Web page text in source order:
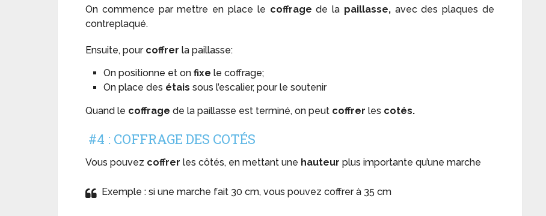
On commence par mettre en place le coffrage de la paillasse,avec des plaques de
contreplaqué.
Ensuite, pour coffrer la paillasse:
On positionne et onfixe le coffrage;
On place des étais sous l’escalier, pour le soutenir
Quand le coffrage de la paillasse est terminé, on peut coffrer les cotés.
#4 : COFFRAGE DES COTÉS
Vous pouvez coffrer les côtés, en mettant une hauteur plus importante qu’une marche
Exemple : si une marche fait 30 cm, vous pouvez coffrer à 35 cm